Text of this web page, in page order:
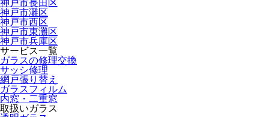
神戸市長田区
神戸市灘区
神戸市西区
神戸市東灘区
神戸市兵庫区
サービス一覧
ガラスの修理交換
サッシ修理
網戸張り替え
ガラスフィルム
内窓・二重窓
取扱いガラス